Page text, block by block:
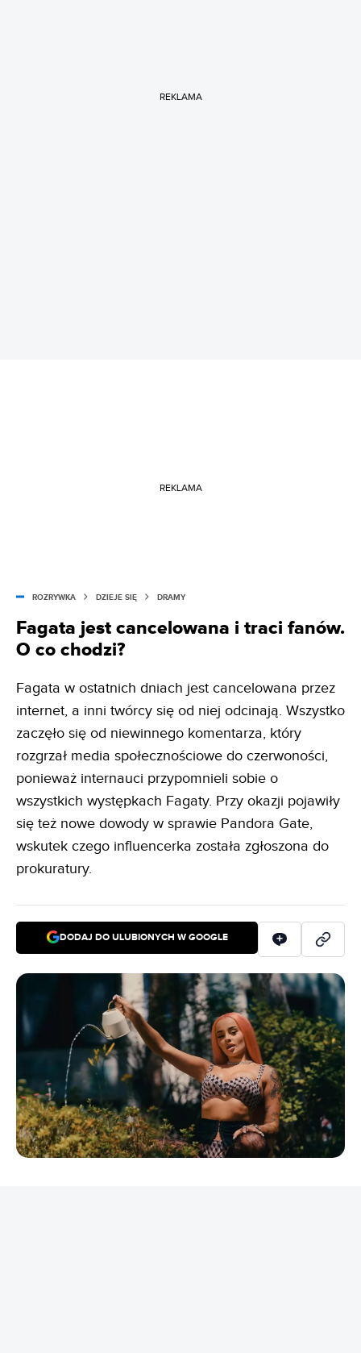
REKLAMA
REKLAMA
ROZRYWKA DZIEJE SIĘ DRAMY
Fagata jest cancelowana i traci fanów.
O co chodzi?
Fagata w ostatnich dniach jest cancelowana przez
internet, a inni twórcy się od niej odcinają. Wszystko
zaczęło się od niewinnego komentarza, który
rozgrzał media społecznościowe do czerwoności,
ponieważ internauci przypomnieli sobie o
wszystkich występkach Fagaty. Przy okazji pojawiły
się też nowe dowody w sprawie Pandora Gate,
wskutek czego influencerka została zgłoszona do
prokuratury.
DODAJ DO ULUBIONYCH W GOOGLE